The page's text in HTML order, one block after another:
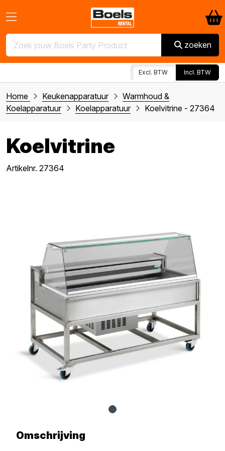
zoeken
Excl. BTW Incl. BTW
Home Keukenapparatuur
Warmhoud &
Koelapparatuur
Koelapparatuur Koelvitrine - 27364
Koelvitrine
Artikelnr. 27364
Omschrijving